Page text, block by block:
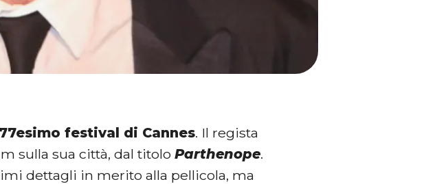
77esimo festival di Cannes. Il regista
sulla sua città, dal titoloParthenope.
dettagli in merito alla pellicola, ma